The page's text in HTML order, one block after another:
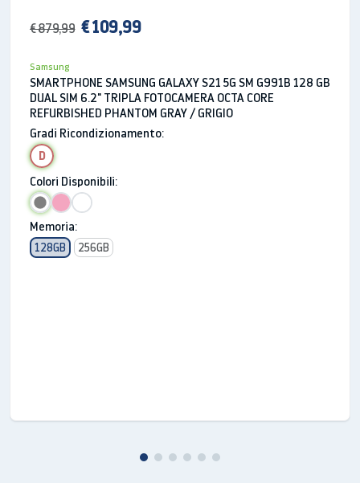
wide, bokeh, foto ritagliate, video time-lapse e altro
qual è l'istante che vuoi immortalare*.
tuoi video notturni. I nostri nuovi sensori di
ancora più ricche di dettagli, anche al buio. La
€ 879,99 € 109,99
Samsung
SMARTPHONE SAMSUNG GALAXY S21 5G SM G991B 128 GB
DUAL SIM 6.2" TRIPLA FOTOCAMERA OCTA CORE
REFURBISHED PHANTOM GRAY / GRIGIO
Gradi Ricondizionamento:
D
Colori Disponibili:
Memoria:
128GB 256GB